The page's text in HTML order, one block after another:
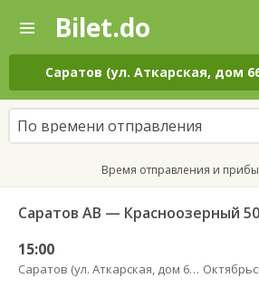
—
Поиск
и
покупка
билетов
на
автобус
онлайн
Bilet.do
Саратов (ул. Аткарская, дом
По времени отправления
Время отправления и
Саратов АВ — Красноозерный
15:00
Саратов (ул. Аткарская, дом 66 А)